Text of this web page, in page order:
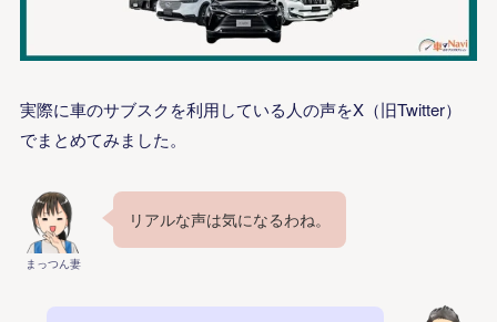
実際に車のサブスクを利用している人の声をX（旧Twitter）
でまとめてみました。
まっつん妻
リアルな声は気になるわね。